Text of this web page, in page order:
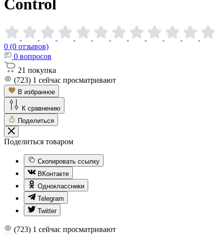
Control
0 (0 отзывов)
0 вопросов
21 покупка
(723) 1 сейчас просматривают
В избранное
К сравнению
Поделиться
Поделиться товаром
Скопировать ссылку
ВКонтакте
Одноклассники
Telegram
Twitter
(723) 1 сейчас просматривают